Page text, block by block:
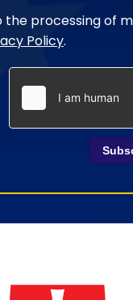
the processing of
Policy.